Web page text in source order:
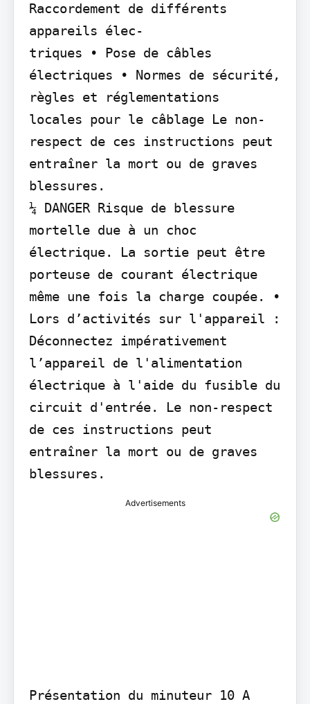
Raccordement de différents
appareils élec-
triques • Pose de câbles
électriques • Normes de sécurité,
règles et réglementations
locales pour le câblage Le non-
respect de ces instructions peut
entraîner la mort ou de graves
blessures.
¼ DANGER Risque de blessure
mortelle due à un choc
électrique. La sortie peut être
porteuse de courant électrique
même une fois la charge coupée. •
Lors d’activités sur l'appareil :
Déconnectez impérativement
l’appareil de l'alimentation
électrique à l'aide du fusible du
circuit d'entrée. Le non-respect
de ces instructions peut
entraîner la mort ou de graves
blessures.
Advertisements
Présentation du minuteur 10 A